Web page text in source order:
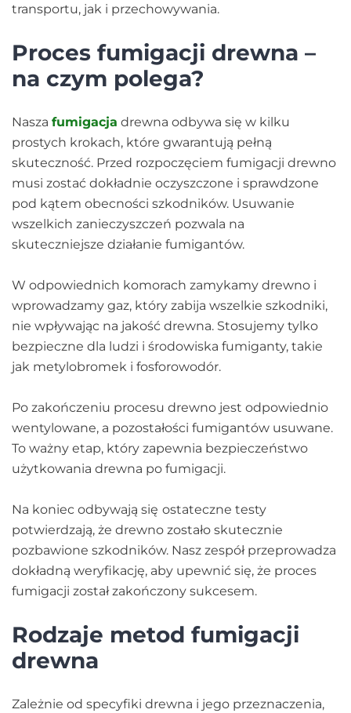
transportu, jak i przechowywania.
Proces fumigacji drewna –
na czym polega?
Nasza fumigacja drewna odbywa się w kilku
prostych krokach, które gwarantują pełną
skuteczność. Przed rozpoczęciem fumigacji drewno
musi zostać dokładnie oczyszczone i sprawdzone
pod kątem obecności szkodników. Usuwanie
wszelkich zanieczyszczeń pozwala na
skuteczniejsze działanie fumigantów.
W odpowiednich komorach zamykamy drewno i
wprowadzamy gaz, który zabija wszelkie szkodniki,
nie wpływając na jakość drewna. Stosujemy tylko
bezpieczne dla ludzi i środowiska fumiganty, takie
jak metylobromek i fosforowodór.
Po zakończeniu procesu drewno jest odpowiednio
wentylowane, a pozostałości fumigantów usuwane.
To ważny etap, który zapewnia bezpieczeństwo
użytkowania drewna po fumigacji.
Na koniec odbywają się ostateczne testy
potwierdzają, że drewno zostało skutecznie
pozbawione szkodników. Nasz zespół przeprowadza
dokładną weryfikację, aby upewnić się, że proces
fumigacji został zakończony sukcesem.
Rodzaje metod fumigacji
drewna
Zależnie od specyfiki drewna i jego przeznaczenia,